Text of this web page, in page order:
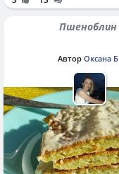
Пшеноблин
Автор Оксана Б